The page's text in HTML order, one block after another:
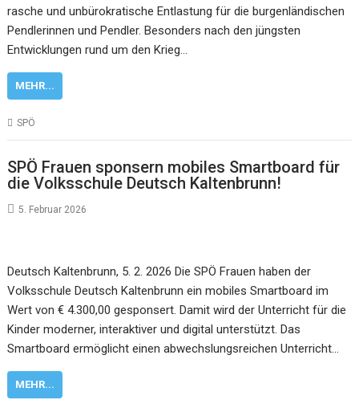
rasche und unbürokratische Entlastung für die burgenländischen
Pendlerinnen und Pendler. Besonders nach den jüngsten
Entwicklungen rund um den Krieg…
MEHR...
SPÖ
SPÖ Frauen sponsern mobiles Smartboard für
die Volksschule Deutsch Kaltenbrunn!
5. Februar 2026
Deutsch Kaltenbrunn, 5. 2. 2026 Die SPÖ Frauen haben der
Volksschule Deutsch Kaltenbrunn ein mobiles Smartboard im
Wert von € 4.300,00 gesponsert. Damit wird der Unterricht für die
Kinder moderner, interaktiver und digital unterstützt. Das
Smartboard ermöglicht einen abwechslungsreichen Unterricht…
MEHR...